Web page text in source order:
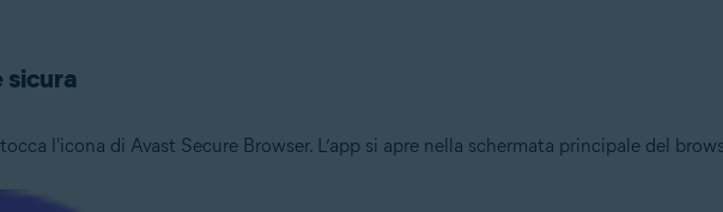
sicura
l'icona di Avast Secure Browser. L’app si apre nella schermata principale del